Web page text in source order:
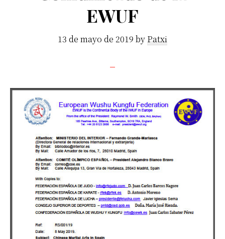
EWUF
13 de mayo de 2019 by Patxi